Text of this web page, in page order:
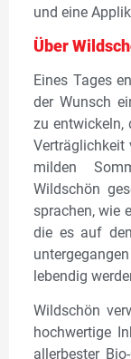
und eine
Über
Eines Tages
der Wunsch
zu entwickeln,
Verträglichkeit
milden
Wildschön
sprachen, wie
die es auf
lebendig
Wildschön
hochwertige
allerbester